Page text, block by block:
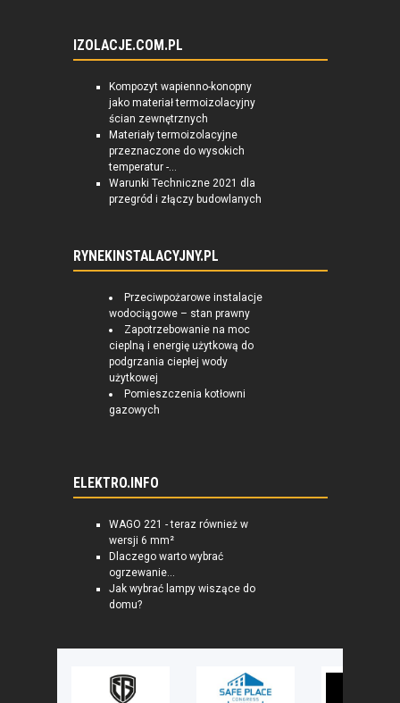
IZOLACJE.COM.PL
Kompozyt wapienno-konopny
jako materiał termoizolacyjny
ścian zewnętrznych
Materiały termoizolacyjne
przeznaczone do wysokich
temperatur -...
Warunki Techniczne 2021 dla
przegród i złączy budowlanych
RYNEKINSTALACYJNY.PL
Przeciwpożarowe instalacje
wodociągowe – stan prawny
Zapotrzebowanie na moc
cieplną i energię użytkową do
podgrzania ciepłej wody
użytkowej
Pomieszczenia kotłowni
gazowych
ELEKTRO.INFO
WAGO 221 - teraz również w
wersji 6 mm²
Dlaczego warto wybrać
ogrzewanie...
Jak wybrać lampy wiszące do
domu?